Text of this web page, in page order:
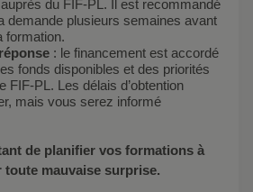
du FIF-PL. Il est recommandé
demande plusieurs semaines avant
formation.
: le financement est accordé
fonds disponibles et des priorités
FIF-PL. Les délais d’obtention
mais vous serez informé
toute mauvaise surprise.